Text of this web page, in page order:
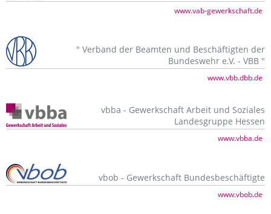
www.vab-gewerkschaft.de
" Verband der Beamten und Beschäftigten der
Bundeswehr e.V. - VBB "
www.vbb.dbb.de
vbba - Gewerkschaft Arbeit und Soziales
Landesgruppe Hessen
www.vbba.de
vbob - Gewerkschaft Bundesbeschäftigte
www.vbob.de